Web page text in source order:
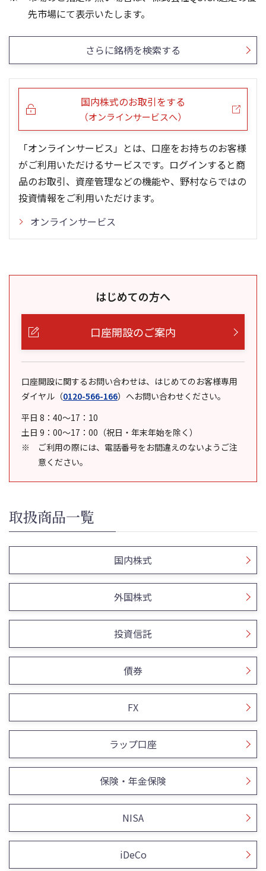
13週移動平均 26週移動平均 出来高(千)
0
30
5ヶ月移動平均 25ヶ月移動平均 出来高(千)
0
20
40
先市場にて表示いたします。
さらに銘柄を検索する
国内株式のお取引をする
（オンラインサービスへ）
「オンラインサービス」とは、口座をお持ちのお客様
がご利用いただけるサービスです。ログインすると商
品のお取引、資産管理などの機能や、野村ならではの
投資情報をご利用いただけます。
オンラインサービス
はじめての方へ
口座開設のご案内
口座開設に関するお問い合わせは、はじめてのお客様専用
ダイヤル （0120-566-166） へお問い合わせください。
平日 8：40～17：10
土日 9：00～17：00（祝日・年末年始を除く）
ご利用の際には、電話番号をお間違えのないようご注
意ください。
取扱商品一覧
国内株式
外国株式
投資信託
債券
FX
ラップ口座
保険・年金保険
NISA
iDeCo